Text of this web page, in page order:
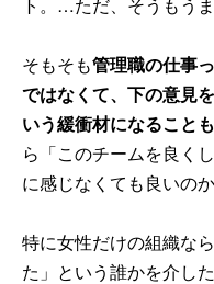
ト。…ただ、そうもう
そもそも管理職の仕事
ではなくて、下の意見
いう緩衝材になること
ら「このチームを良く
に感じなくても良いのか
特に女性だけの組織な
た」という誰かを介し